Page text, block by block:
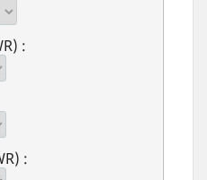
:
: